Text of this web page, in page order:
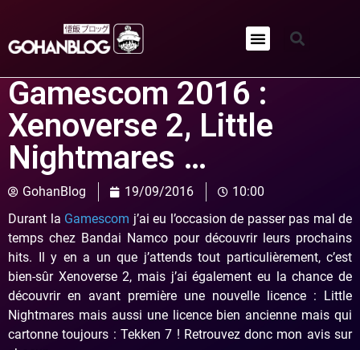
Gamescom 2016 :
Xenoverse 2, Little
Nightmares …
GohanBlog 19/09/2016
10:00
Durant la Gamescom j’ai eu l’occasion de passer pas mal de
temps chez Bandai Namco pour découvrir leurs prochains
hits. Il y en a un que j’attends tout particulièrement, c’est
bien-sûr Xenoverse 2, mais j’ai également eu la chance de
découvrir en avant première une nouvelle licence : Little
Nightmares mais aussi une licence bien ancienne mais qui
cartonne toujours : Tekken 7 ! Retrouvez donc mon avis sur